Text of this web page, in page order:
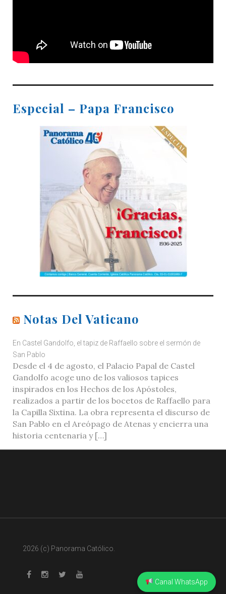
Especial – Papa Francisco
Notas Del Vaticano
En Castel Gandolfo, el tapiz de Raffaello sobre el sermón de
San Pablo
Desde el 4 de agosto, el Palacio Papal de Castel
Gandolfo acoge uno de los valiosos tapices
inspirados en los Hechos de los Apóstoles,
realizados a partir de los bocetos de Raffaello para
la Capilla Sixtina. La obra representa el discurso de
San Pablo en el Areópago de Atenas y encierra una
historia centenaria y […]
Canal WhatsApp
2026 (c) Panorama Católico.